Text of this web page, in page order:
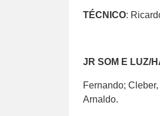
TÉCNICO:
JR SOM E LUZ/
Fernando;
Arnaldo.